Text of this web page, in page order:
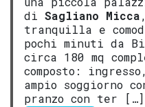
di Sagliano Micca
tranquilla e
pochi minuti da
circa 180 mq
composto:
ampio soggiorno
pranzo con ter […]